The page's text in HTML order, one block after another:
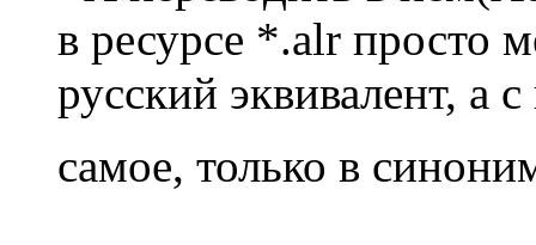
в ресурсе *.alr просто
русский эквивалент, а
самое, только в